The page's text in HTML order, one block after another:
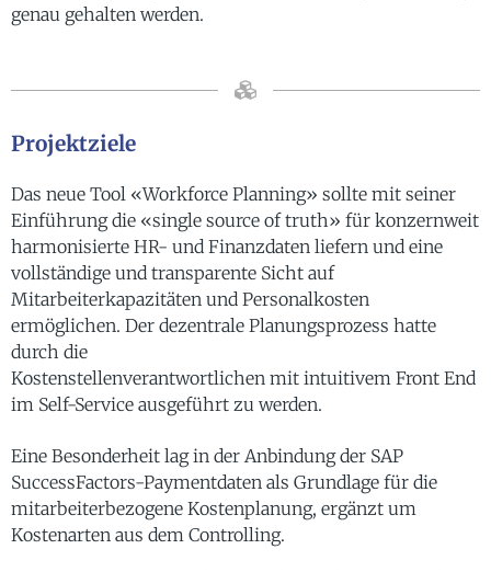
genau gehalten werden.
Projektziele
Das neue Tool «Workforce Planning» sollte mit seiner
Einführung die «single source of truth» für konzernweit
harmonisierte HR- und Finanzdaten liefern und eine
vollständige und transparente Sicht auf
Mitarbeiterkapazitäten und Personalkosten
ermöglichen. Der dezentrale Planungsprozess hatte
durch die
Kostenstellenverantwortlichen mit intuitivem Front End
im Self-Service ausgeführt zu werden.
Eine Besonderheit lag in der Anbindung der SAP
SuccessFactors-Paymentdaten als Grundlage für die
mitarbeiterbezogene Kostenplanung, ergänzt um
Kostenarten aus dem Controlling.